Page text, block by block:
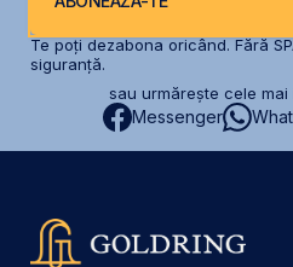
Te poți dezabona oricând. Fără
siguranță.
sau urmărește cele
Messenger